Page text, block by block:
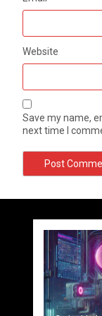
Website
Save my name,
next time I